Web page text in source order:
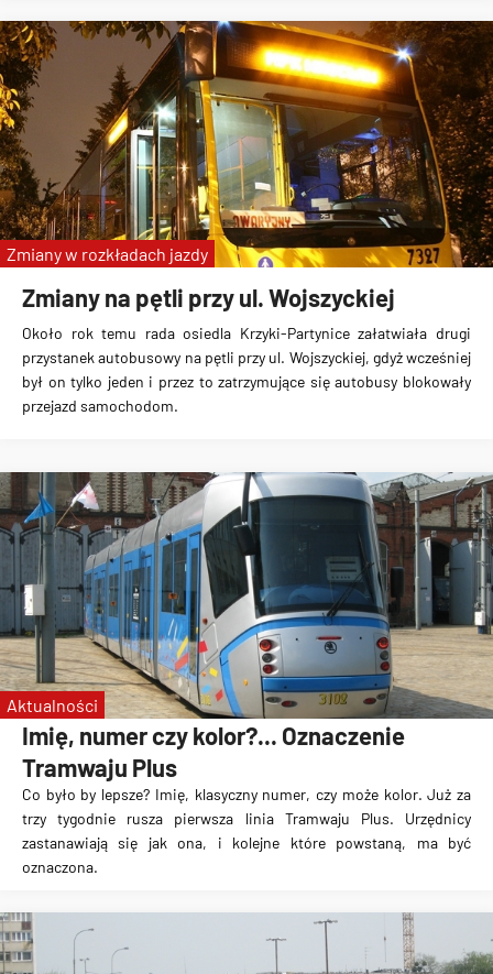
Zmiany na pętli przy ul. Wojszyckiej
Około rok temu rada osiedla Krzyki-Partynice załatwiała drugi
przystanek autobusowy na pętli przy ul. Wojszyckiej, gdyż wcześniej
był on tylko jeden i przez to zatrzymujące się autobusy blokowały
przejazd samochodom.
Zmiany w rozkładach jazdy
Imię, numer czy kolor?... Oznaczenie
Tramwaju Plus
Co było by lepsze? Imię, klasyczny numer, czy może kolor. Już za
trzy tygodnie rusza pierwsza linia Tramwaju Plus. Urzędnicy
zastanawiają się jak ona, i kolejne które powstaną, ma być
oznaczona.
Aktualności